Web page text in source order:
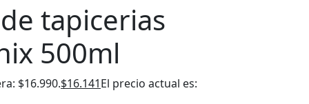
tapicerias
500ml
$16.990.$16.141El precio actual es: